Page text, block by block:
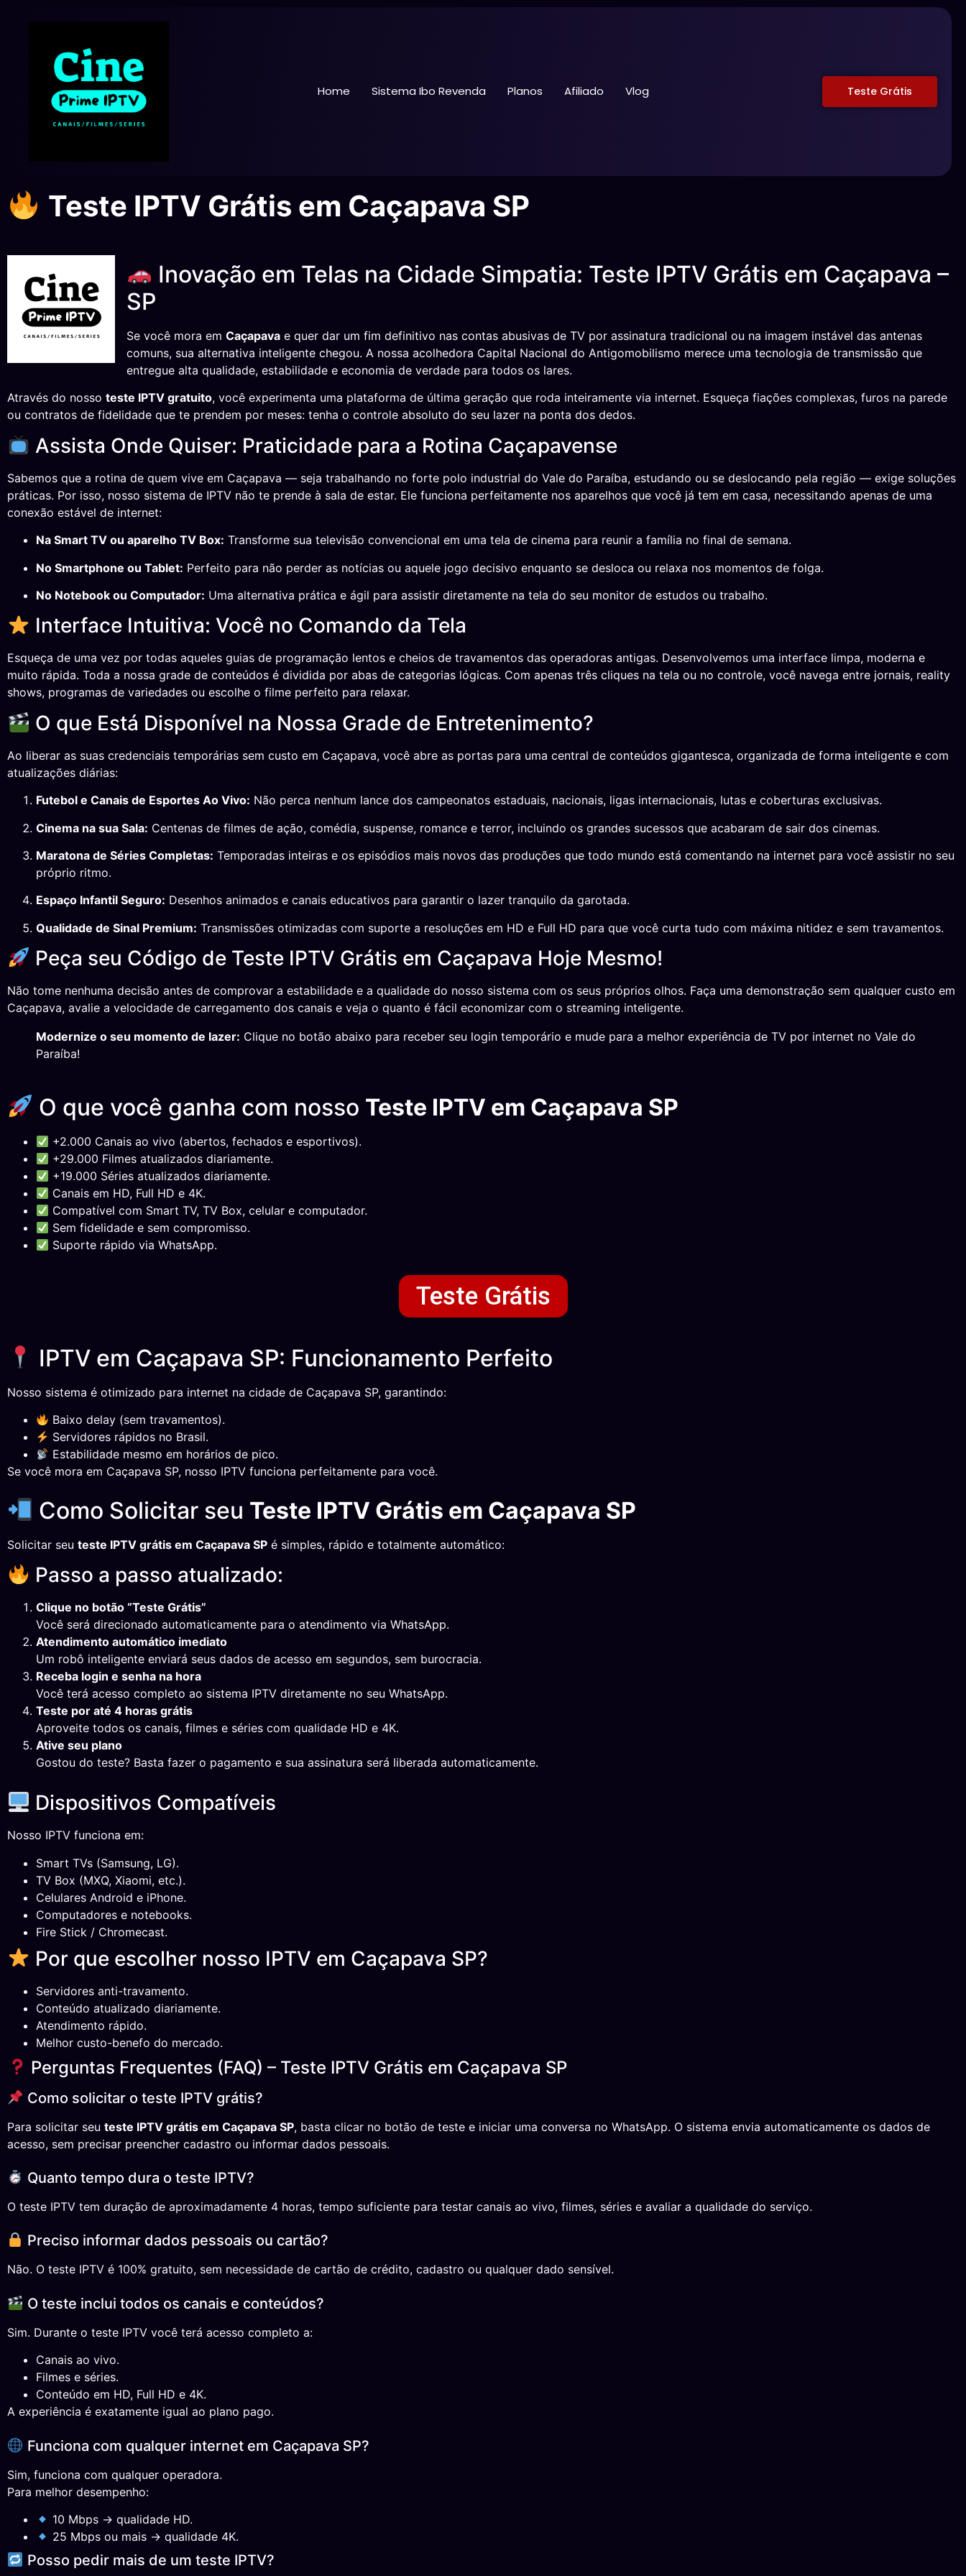
Home Sistema Ibo Revenda Planos Afiliado Vlog Teste Grátis
Teste IPTV Grátis em Caçapava SP
Inovação em Telas na Cidade Simpatia: Teste IPTV Grátis em Caçapava –
SP
Se você mora em Caçapava e quer dar um fim definitivo nas contas abusivas de TV por assinatura tradicional ou na imagem instável das antenas
comuns, sua alternativa inteligente chegou. A nossa acolhedora Capital Nacional do Antigomobilismo merece uma tecnologia de transmissão que
entregue alta qualidade, estabilidade e economia de verdade para todos os lares.
Através do nosso teste IPTV gratuito, você experimenta uma plataforma de última geração que roda inteiramente via internet. Esqueça fiações complexas, furos na parede
ou contratos de fidelidade que te prendem por meses: tenha o controle absoluto do seu lazer na ponta dos dedos.
Assista Onde Quiser: Praticidade para a Rotina Caçapavense
Sabemos que a rotina de quem vive em Caçapava — seja trabalhando no forte polo industrial do Vale do Paraíba, estudando ou se deslocando pela região — exige soluções
práticas. Por isso, nosso sistema de IPTV não te prende à sala de estar. Ele funciona perfeitamente nos aparelhos que você já tem em casa, necessitando apenas de uma
conexão estável de internet:
Na Smart TV ou aparelho TV Box: Transforme sua televisão convencional em uma tela de cinema para reunir a família no final de semana.
No Smartphone ou Tablet: Perfeito para não perder as notícias ou aquele jogo decisivo enquanto se desloca ou relaxa nos momentos de folga.
No Notebook ou Computador: Uma alternativa prática e ágil para assistir diretamente na tela do seu monitor de estudos ou trabalho.
Interface Intuitiva: Você no Comando da Tela
Esqueça de uma vez por todas aqueles guias de programação lentos e cheios de travamentos das operadoras antigas. Desenvolvemos uma interface limpa, moderna e
muito rápida. Toda a nossa grade de conteúdos é dividida por abas de categorias lógicas. Com apenas três cliques na tela ou no controle, você navega entre jornais, reality
shows, programas de variedades ou escolhe o filme perfeito para relaxar.
O que Está Disponível na Nossa Grade de Entretenimento?
Ao liberar as suas credenciais temporárias sem custo em Caçapava, você abre as portas para uma central de conteúdos gigantesca, organizada de forma inteligente e com
atualizações diárias:
Futebol e Canais de Esportes Ao Vivo: Não perca nenhum lance dos campeonatos estaduais, nacionais, ligas internacionais, lutas e coberturas exclusivas.
Cinema na sua Sala: Centenas de filmes de ação, comédia, suspense, romance e terror, incluindo os grandes sucessos que acabaram de sair dos cinemas.
Maratona de Séries Completas: Temporadas inteiras e os episódios mais novos das produções que todo mundo está comentando na internet para você assistir no seu
próprio ritmo.
Espaço Infantil Seguro: Desenhos animados e canais educativos para garantir o lazer tranquilo da garotada.
Qualidade de Sinal Premium: Transmissões otimizadas com suporte a resoluções em HD e Full HD para que você curta tudo com máxima nitidez e sem travamentos.
Peça seu Código de Teste IPTV Grátis em Caçapava Hoje Mesmo!
Não tome nenhuma decisão antes de comprovar a estabilidade e a qualidade do nosso sistema com os seus próprios olhos. Faça uma demonstração sem qualquer custo em
Caçapava, avalie a velocidade de carregamento dos canais e veja o quanto é fácil economizar com o streaming inteligente.
Modernize o seu momento de lazer: Clique no botão abaixo para receber seu login temporário e mude para a melhor experiência de TV por internet no Vale do
Paraíba!
O que você ganha com nosso Teste IPTV em Caçapava SP
+2.000 Canais ao vivo (abertos, fechados e esportivos).
+29.000 Filmes atualizados diariamente.
+19.000 Séries atualizados diariamente.
Canais em HD, Full HD e 4K.
Compatível com Smart TV, TV Box, celular e computador.
Sem fidelidade e sem compromisso.
Suporte rápido via WhatsApp.
Teste Grátis
IPTV em Caçapava SP: Funcionamento Perfeito
Nosso sistema é otimizado para internet na cidade de Caçapava SP, garantindo:
Baixo delay (sem travamentos).
Servidores rápidos no Brasil.
Estabilidade mesmo em horários de pico.
Se você mora em Caçapava SP, nosso IPTV funciona perfeitamente para você.
Como Solicitar seu Teste IPTV Grátis em Caçapava SP
Solicitar seu teste IPTV grátis em Caçapava SP é simples, rápido e totalmente automático:
Passo a passo atualizado:
Clique no botão “Teste Grátis”
Você será direcionado automaticamente para o atendimento via WhatsApp.
Atendimento automático imediato
Um robô inteligente enviará seus dados de acesso em segundos, sem burocracia.
Receba login e senha na hora
Você terá acesso completo ao sistema IPTV diretamente no seu WhatsApp.
Teste por até 4 horas grátis
Aproveite todos os canais, filmes e séries com qualidade HD e 4K.
Ative seu plano
Gostou do teste? Basta fazer o pagamento e sua assinatura será liberada automaticamente.
Dispositivos Compatíveis
Nosso IPTV funciona em:
Smart TVs (Samsung, LG).
TV Box (MXQ, Xiaomi, etc.).
Celulares Android e iPhone.
Computadores e notebooks.
Fire Stick / Chromecast.
Por que escolher nosso IPTV em Caçapava SP?
Servidores anti-travamento.
Conteúdo atualizado diariamente.
Atendimento rápido.
Melhor custo-benefo do mercado.
Perguntas Frequentes (FAQ) – Teste IPTV Grátis em Caçapava SP
Como solicitar o teste IPTV grátis?
Para solicitar seu teste IPTV grátis em Caçapava SP, basta clicar no botão de teste e iniciar uma conversa no WhatsApp. O sistema envia automaticamente os dados de
acesso, sem precisar preencher cadastro ou informar dados pessoais.
Quanto tempo dura o teste IPTV?
O teste IPTV tem duração de aproximadamente 4 horas, tempo suficiente para testar canais ao vivo, filmes, séries e avaliar a qualidade do serviço.
Preciso informar dados pessoais ou cartão?
Não. O teste IPTV é 100% gratuito, sem necessidade de cartão de crédito, cadastro ou qualquer dado sensível.
O teste inclui todos os canais e conteúdos?
Sim. Durante o teste IPTV você terá acesso completo a:
Canais ao vivo.
Filmes e séries.
Conteúdo em HD, Full HD e 4K.
A experiência é exatamente igual ao plano pago.
Funciona com qualquer internet em Caçapava SP?
Sim, funciona com qualquer operadora.
Para melhor desempenho:
10 Mbps → qualidade HD.
25 Mbps ou mais → qualidade 4K.
Posso pedir mais de um teste IPTV?